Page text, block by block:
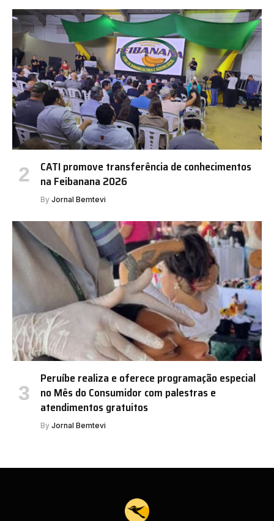
CATI promove transferência de conhecimentos
na Feibanana 2026
By Jornal Bemtevi
Peruíbe realiza e oferece programação especial
no Mês do Consumidor com palestras e
atendimentos gratuitos
By Jornal Bemtevi